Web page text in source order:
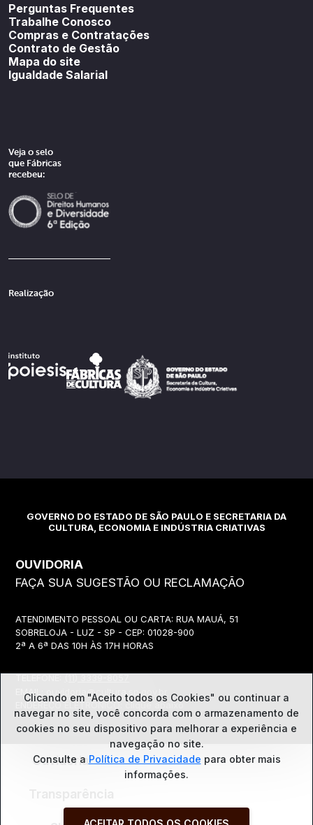
Perguntas Frequentes
Trabalhe Conosco
Compras e Contratações
Contrato de Gestão
Mapa do site
Igualdade Salarial
Veja o selo
que Fábricas
recebeu:
Realização
GOVERNO DO ESTADO DE SÃO PAULO E SECRETARIA DA
CULTURA, ECONOMIA E INDÚSTRIA CRIATIVAS
OUVIDORIA
FAÇA SUA SUGESTÃO OU RECLAMAÇÃO
ATENDIMENTO PESSOAL OU CARTA: RUA MAUÁ, 51
SOBRELOJA - LUZ - SP - CEP: 01028-900
2ª A 6ª DAS 10H ÀS 17H HORAS
EMAIL:
ouvidoria@cultura.sp.gov.br
ENDEREÇO ELETRÔNICO: clique abaixo
Ouvidoria
Clicando em "Aceito todos os Cookies" ou continuar a
navegar no site, você concorda com o armazenamento de
cookies no seu dispositivo para melhorar a experiência e
navegação no site.
Consulte a Política de Privacidade para obter mais
informações.